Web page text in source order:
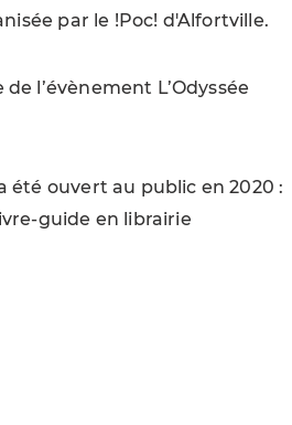
par le !Poc! d'Alfortville.
l’évènement L’Odyssée
été ouvert au public en 2020 :
guide en librairie